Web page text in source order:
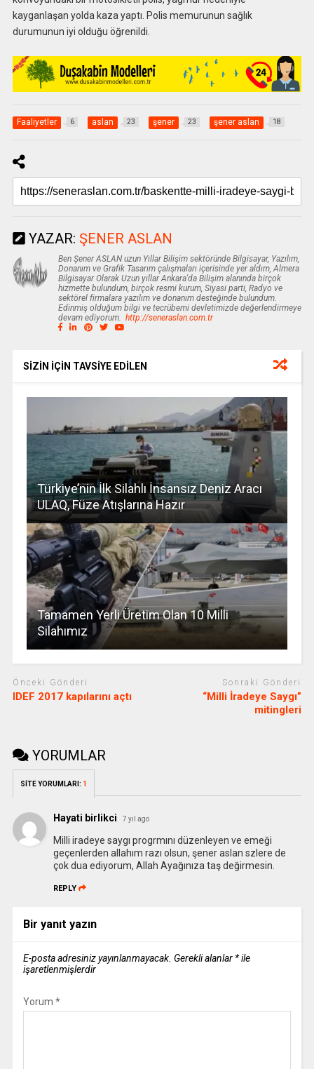
kayganlaşan yolda kaza yaptı. Polis memurunun sağlık
durumunun iyi olduğu öğrenildi.
Faaliyetler 6 aslan 23 şener 23 şener aslan 18
YAZAR: ŞENER ASLAN
Ben Şener ASLAN uzun Yıllar Bilişim sektöründe Bilgisayar, Yazılım,
Donanım ve Grafik Tasarım çalışmaları içerisinde yer aldım, Almera
Bilgisayar Olarak Uzun yıllar Ankara'da Bilişim alanında birçok
hizmette bulundum, birçok resmi kurum, Siyasi parti, Radyo ve
sektörel firmalara yazılım ve donanım desteğinde bulundum.
Edinmiş olduğum bilgi ve tecrübemi devletimizde değerlendirmeye
devam ediyorum. http://seneraslan.com.tr
SİZİN İÇİN TAVSİYE EDİLEN
Türkiye’nin İlk Silahlı İnsansız Deniz Aracı
ULAQ, Füze Atışlarına Hazır
Tamamen Yerli Üretim Olan 10 Milli
Silahımız
Önceki Gönderi
IDEF 2017 kapılarını açtı
Sonraki Gönderi
“Milli İradeye Saygı”
mitingleri
YORUMLAR
SİTE YORUMLARI: 1
Hayati birlikci 7 yıl ago
Milli iradeye saygı progrmını düzenleyen ve emeği
geçenlerden allahım razı olsun, şener aslan szlere de
çok dua ediyorum, Allah Ayağınıza taş değirmesin.
REPLY
Bir yanıt yazın
E-posta adresiniz yayınlanmayacak. Gerekli alanlar *ile
işaretlenmişlerdir
Yorum *